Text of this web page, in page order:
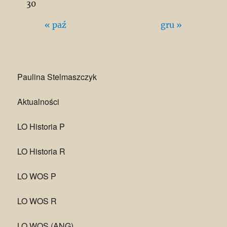
30
« paź gru »
Paulina Stelmaszczyk
Aktualności
LO Historia P
LO Historia R
LO WOS P
LO WOS R